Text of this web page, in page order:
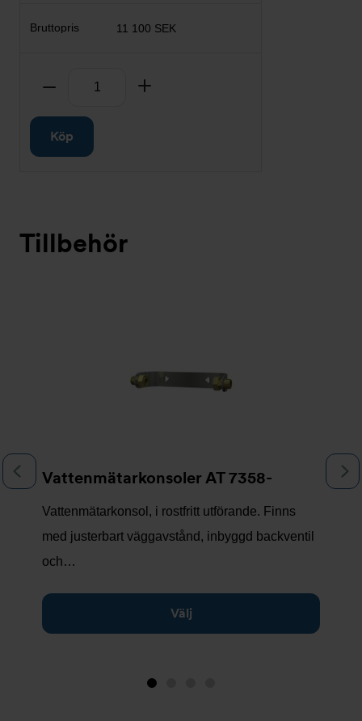
11 100 SEK
Ta bort
Köp
Tillbehör
Vattenmätarkonsoler AT 7358-
Vattenmätarkonsol, i rostfritt utförande. Finns
med justerbart väggavstånd, inbyggd backventil
och…
Välj
Föregående
Bild